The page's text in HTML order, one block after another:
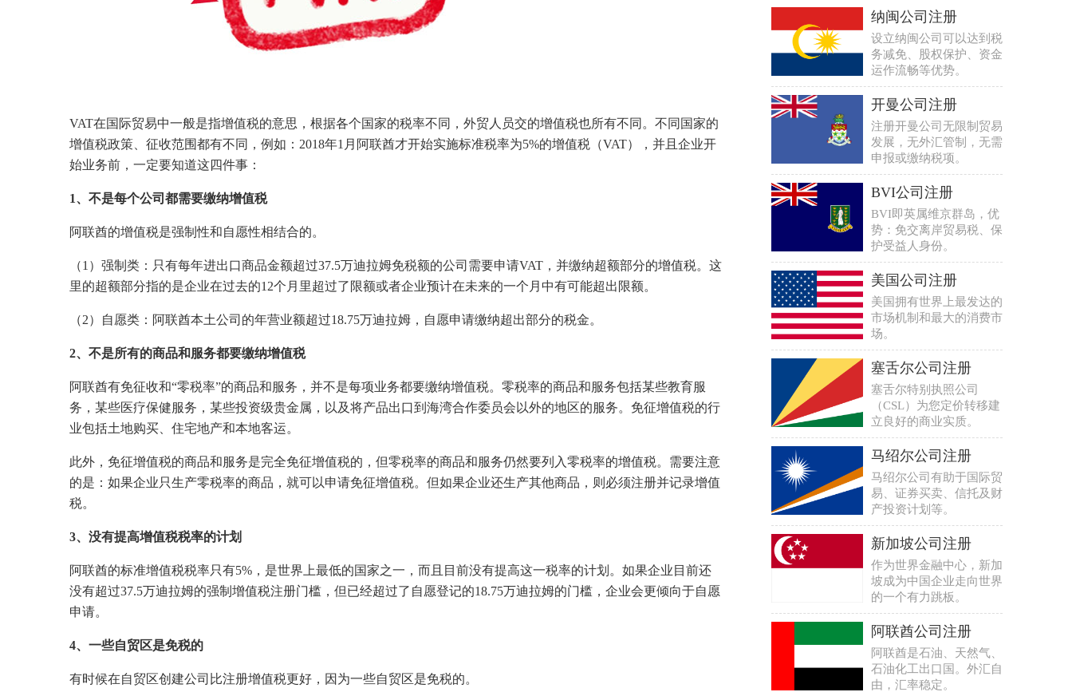
VAT在国际贸易中一般是指增值税的意思，根据各个国家的税率不同，外贸人员交的增值税也所有不同。不同国家的
增值税政策、征收范围都有不同，例如：2018年1月阿联酋才开始实施标准税率为5%的增值税（VAT），并且企业开
始业务前，一定要知道这四件事：
1、不是每个公司都需要缴纳增值税
阿联酋的增值税是强制性和自愿性相结合的。
（1）强制类：只有每年进出口商品金额超过37.5万迪拉姆免税额的公司需要申请VAT，并缴纳超额部分的增值税。这
里的超额部分指的是企业在过去的12个月里超过了限额或者企业预计在未来的一个月中有可能超出限额。
（2）自愿类：阿联酋本土公司的年营业额超过18.75万迪拉姆，自愿申请缴纳超出部分的税金。
2、不是所有的商品和服务都要缴纳增值税
阿联酋有免征收和“零税率”的商品和服务，并不是每项业务都要缴纳增值税。零税率的商品和服务包括某些教育服
务，某些医疗保健服务，某些投资级贵金属，以及将产品出口到海湾合作委员会以外的地区的服务。免征增值税的行
业包括土地购买、住宅地产和本地客运。
此外，免征增值税的商品和服务是完全免征增值税的，但零税率的商品和服务仍然要列入零税率的增值税。需要注意
的是：如果企业只生产零税率的商品，就可以申请免征增值税。但如果企业还生产其他商品，则必须注册并记录增值
税。
3、没有提高增值税税率的计划
阿联酋的标准增值税税率只有5%，是世界上最低的国家之一，而且目前没有提高这一税率的计划。如果企业目前还
没有超过37.5万迪拉姆的强制增值税注册门槛，但已经超过了自愿登记的18.75万迪拉姆的门槛，企业会更倾向于自愿
申请。
4、一些自贸区是免税的
有时候在自贸区创建公司比注册增值税更好，因为一些自贸区是免税的。
纳闽公司注册
设立纳闽公司可以达到税
务减免、股权保护、资金
运作流畅等优势。
开曼公司注册
注册开曼公司无限制贸易
发展，无外汇管制，无需
申报或缴纳税项。
BVI公司注册
BVI即英属维京群岛，优
势：免交离岸贸易税、保
护受益人身份。
美国公司注册
美国拥有世界上最发达的
市场机制和最大的消费市
场。
塞舌尔公司注册
塞舌尔特别执照公司
（CSL）为您定价转移建
立良好的商业实质。
马绍尔公司注册
马绍尔公司有助于国际贸
易、证券买卖、信托及财
产投资计划等。
新加坡公司注册
作为世界金融中心，新加
坡成为中国企业走向世界
的一个有力跳板。
阿联酋公司注册
阿联酋是石油、天然气、
石油化工出口国。外汇自
由，汇率稳定。